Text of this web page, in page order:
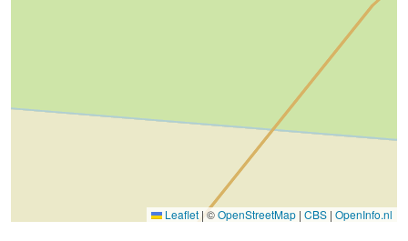
Leaflet | ©OpenStreetMap | CBS | OpenInfo.nl